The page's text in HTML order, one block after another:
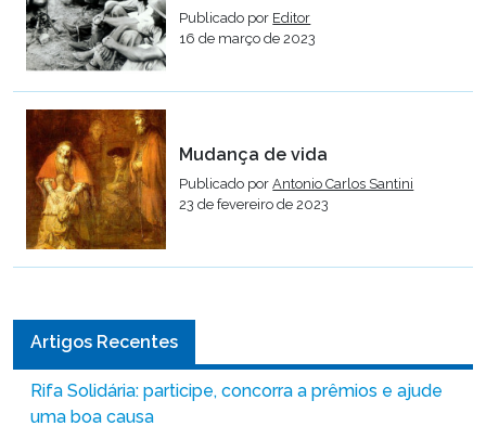
Publicado por Editor
16 de março de 2023
Mudança de vida
Publicado porAntonio Carlos Santini
23 de fevereiro de 2023
Artigos Recentes
Rifa Solidária: participe, concorra a prêmios e ajude
uma boa causa